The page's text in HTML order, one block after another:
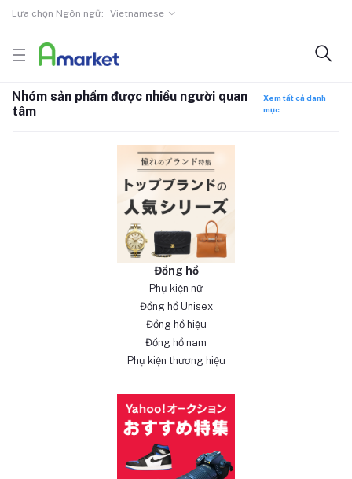
Lựa chọn Ngôn ngữ: Vietnamese
Nhóm sản phẩm được nhiều người quan
tâm
Xem tất cả danh
mục
Đồng hồ
Phụ kiện nữ
Đồng hồ Unisex
Đồng hồ hiệu
Đồng hồ nam
Phụ kiện thương hiệu